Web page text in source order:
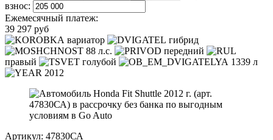
взнос:
Ежемесячный платеж:
39 297 руб
вариатор
гибрид
88 л.с.
передний
правый
голубой
1339 л
2012
Артикул: 47830СА